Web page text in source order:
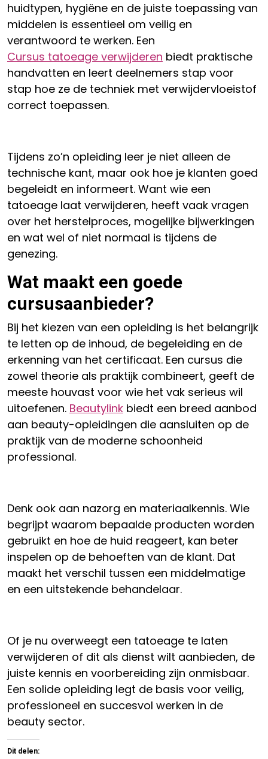
huidtypen, hygiëne en de juiste toepassing van
middelen is essentieel om veilig en
verantwoord te werken. Een
Cursus tatoeage verwijderen biedt praktische
handvatten en leert deelnemers stap voor
stap hoe ze de techniek met verwijdervloeistof
correct toepassen.
Tijdens zo’n opleiding leer je niet alleen de
technische kant, maar ook hoe je klanten goed
begeleidt en informeert. Want wie een
tatoeage laat verwijderen, heeft vaak vragen
over het herstelproces, mogelijke bijwerkingen
en wat wel of niet normaal is tijdens de
genezing.
Wat maakt een goede
cursusaanbieder?
Bij het kiezen van een opleiding is het belangrijk
te letten op de inhoud, de begeleiding en de
erkenning van het certificaat. Een cursus die
zowel theorie als praktijk combineert, geeft de
meeste houvast voor wie het vak serieus wil
uitoefenen. Beautylink biedt een breed aanbod
aan beauty-opleidingen die aansluiten op de
praktijk van de moderne schoonheid
professional.
Denk ook aan nazorg en materiaalkennis. Wie
begrijpt waarom bepaalde producten worden
gebruikt en hoe de huid reageert, kan beter
inspelen op de behoeften van de klant. Dat
maakt het verschil tussen een middelmatige
en een uitstekende behandelaar.
Of je nu overweegt een tatoeage te laten
verwijderen of dit als dienst wilt aanbieden, de
juiste kennis en voorbereiding zijn onmisbaar.
Een solide opleiding legt de basis voor veilig,
professioneel en succesvol werken in de
beauty sector.
Dit delen: